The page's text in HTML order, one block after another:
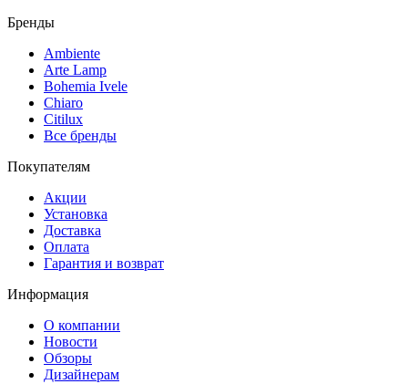
Бренды
Ambiente
Arte Lamp
Bohemia Ivele
Chiaro
Citilux
Все бренды
Покупателям
Акции
Установка
Доставка
Оплата
Гарантия и возврат
Информация
О компании
Новости
Обзоры
Дизайнерам